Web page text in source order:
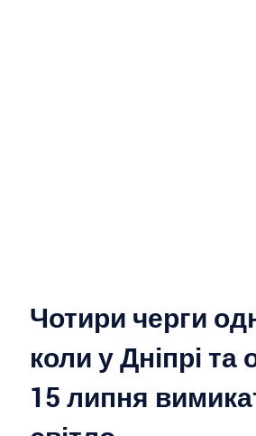
Чотири черги
коли у Дніпрі та
15 липня